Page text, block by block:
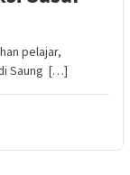
pelajar,
Saung […]